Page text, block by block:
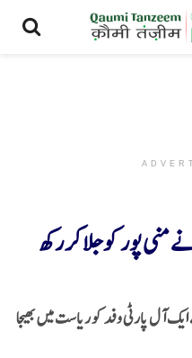
پور کو جلا کر رکھ
آل پارٹی وفد کو ریاست میں بھیجا